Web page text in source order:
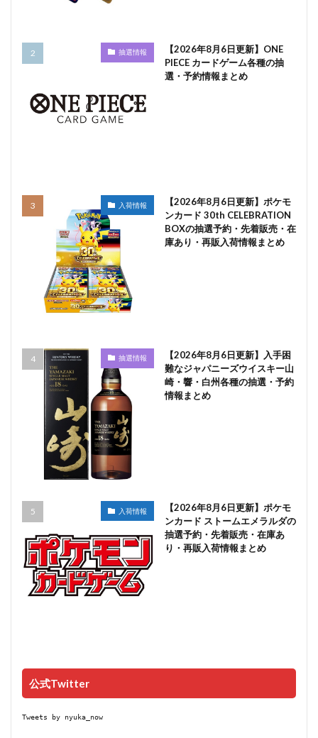
抽選情報
【2026年8月6日更新】ONE
PIECE カードゲーム各種の抽
選・予約情報まとめ
入荷情報
【2026年8月6日更新】ポケモ
ンカード 30th CELEBRATION
BOXの抽選予約・先着販売・在
庫あり・再販入荷情報まとめ
抽選情報
【2026年8月6日更新】入手困
難なジャパニーズウイスキー山
崎・響・白州各種の抽選・予約
情報まとめ
入荷情報
【2026年8月6日更新】ポケモ
ンカード ストームエメラルダの
抽選予約・先着販売・在庫あ
り・再販入荷情報まとめ
公式Twitter
Tweets by nyuka_now